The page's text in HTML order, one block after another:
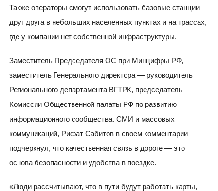
Также операторы смогут использовать базовые станции
друг друга в небольших населенных пунктах и на трассах,
где у компании нет собственной инфраструктуры.
Заместитель Председателя ОС при Минцифры РФ,
заместитель Генерального директора — руководитель
Регионального департамента ВГТРК, председатель
Комиссии Общественной палаты РФ по развитию
информационного сообщества, СМИ и массовых
коммуникаций, Рифат Сабитов в своем комментарии
подчеркнул, что качественная связь в дороге — это
основа безопасности и удобства в поездке.
«Люди рассчитывают, что в пути будут работать карты,